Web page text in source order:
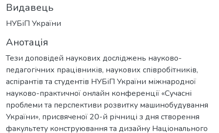
Видавець
НУБіП України
Анотація
Тези доповідей наукових досліджень науково-
педагогічних працівників, наукових співробітників,
аспірантів та студентів НУБіП України міжнародної
науково-практичної онлайн конференції «Сучасні
проблеми та перспективи розвитку машинобудування
України», присвяченої 20-й річниці з дня створення
факультету конструювання та дизайну Національного